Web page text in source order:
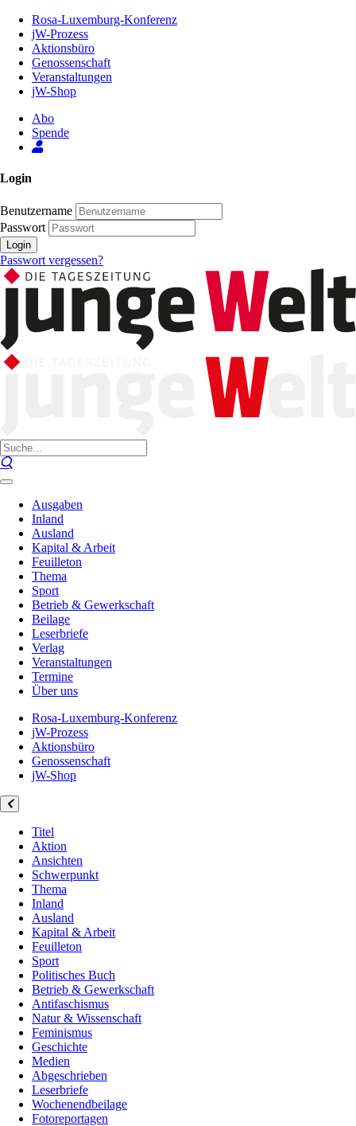
Inhalt
Seite
Rosa-Luxemburg-Konferenz
jW-Prozess
Aktionsbüro
Genossenschaft
Veranstaltungen
jW-Shop
Abo
Spende
Login
Benutzername
Passwort
Login
Passwort vergessen?
Ausgaben
Inland
Ausland
Kapital & Arbeit
Feuilleton
Thema
Sport
Betrieb & Gewerkschaft
Beilage
Leserbriefe
Verlag
Veranstaltungen
Termine
Über uns
Rosa-Luxemburg-Konferenz
jW-Prozess
Aktionsbüro
Genossenschaft
jW-Shop
Titel
Aktion
Ansichten
Schwerpunkt
Thema
Inland
Ausland
Kapital & Arbeit
Feuilleton
Sport
Politisches Buch
Betrieb & Gewerkschaft
Antifaschismus
Natur & Wissenschaft
Feminismus
Geschichte
Medien
Abgeschrieben
Leserbriefe
Wochenendbeilage
Fotoreportagen